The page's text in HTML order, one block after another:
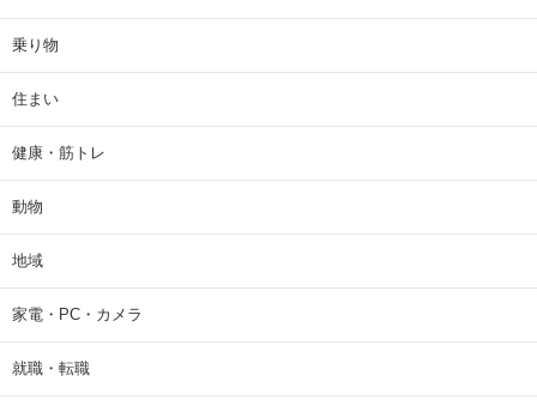
乗り物
住まい
健康・筋トレ
動物
地域
家電・PC・カメラ
就職・転職